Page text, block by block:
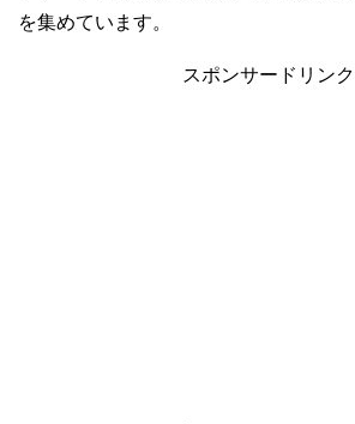
を集めています。
スポンサードリンク